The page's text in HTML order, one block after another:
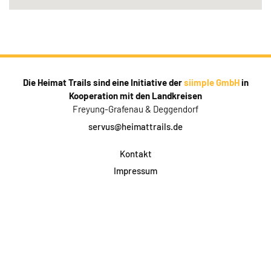
Die Heimat Trails sind eine Initiative dersiimple GmbHin
Kooperation mit den Landkreisen
Freyung-Grafenau & Deggendorf
servus@heimattrails.de
Kontakt
Impressum